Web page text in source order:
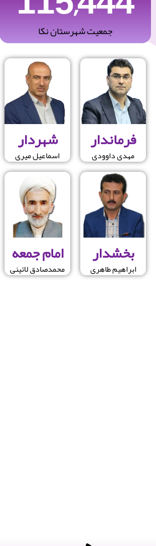
جمعیت شهرستان نکا
فرماندار
مهدی داوودی
بخشدار
ابراهیم طاهری
شهردار
اسماعیل میری
امام جمعه
محمدصادق لائینی